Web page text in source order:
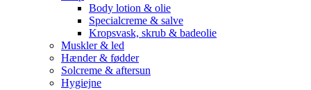
Body lotion & olie
Specialcreme & salve
Kropsvask, skrub & badeolie
Muskler & led
Hænder & fødder
Solcreme & aftersun
Hygiejne